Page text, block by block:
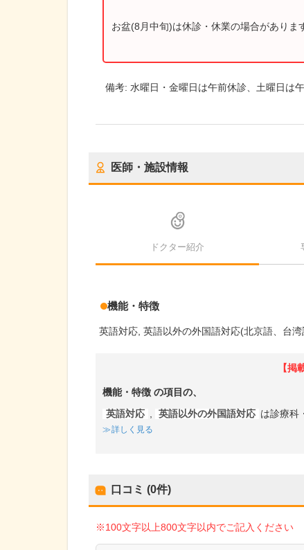
お盆(8月中旬)は休診・休業の場合がありま
備考:水曜日・金曜日は午前休診、土曜日は
医師・施設情報
ドクター紹介
機能・特徴
英語対応 英語以外の外国語対応(北京語、台湾
【掲
機能・特徴 の項目の、
英語対応 英語以外の外国語対応 は診療科
詳しく見る
口コミ (0件)
※100文字以上800文字以内でご記入ください